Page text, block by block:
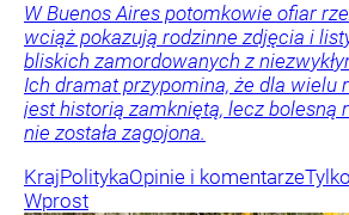
W Buenos Aires potomkowie ofiar
wciąż pokazują rodzinne zdjęcia i
bliskich zamordowanych z
Ich dramat przypomina, że dla wielu
jest historią zamkniętą, lecz bolesną
nie została zagojona.
KrajPolitykaOpinie i komentarze
Wprost